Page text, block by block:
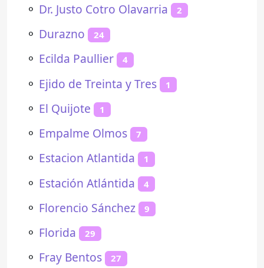
⚬ Dr. Justo Cotro Olavarria 2
⚬ Durazno 24
⚬ Ecilda Paullier 4
⚬ Ejido de Treinta y Tres 1
⚬ El Quijote 1
⚬ Empalme Olmos 7
⚬ Estacion Atlantida 1
⚬ Estación Atlántida 4
⚬ Florencio Sánchez 9
⚬ Florida 29
⚬ Fray Bentos 27